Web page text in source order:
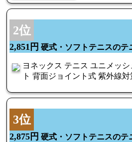
2位
2,851円 硬式・ソフトテニスのテ
ヨネックス テニス ユニメッ
ト 背面ジョイント式 紫外線
3位
2,875円 硬式・ソフトテニスのテ